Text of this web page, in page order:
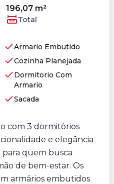
196,07 m²
Total
Armario Embutido
Cozinha Planejada
Dormitorio Com
Armario
Sacada
com 3 dormitórios
e elegância
quem busca
de bem-estar. Os
armários embutidos